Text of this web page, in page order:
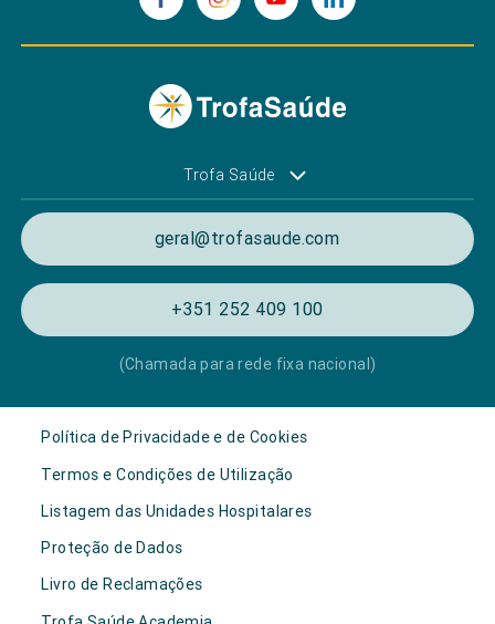
Trofa Saúde
geral@trofasaude.com
+351 252 409 100
(Chamada para rede fixa nacional)
Política de Privacidade e de Cookies
Termos e Condições de Utilização
Listagem das Unidades Hospitalares
Proteção de Dados
Livro de Reclamações